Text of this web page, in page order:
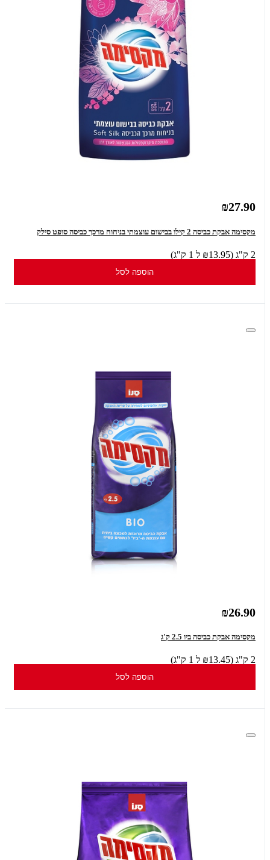
₪27.90
מקסימה אבקת כביסה 2 קילו בבישום עוצמתי בניחוח מרכך כביסה סופט סילק
2 ק"ג (₪13.95 ל 1 ק"ג)
הוספה לסל
₪26.90
מקסימה אבקת כביסה ביו 2.5 ק'ג
2 ק"ג (₪13.45 ל 1 ק"ג)
הוספה לסל